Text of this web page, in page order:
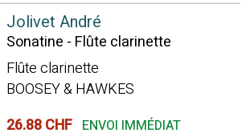
Jolivet André
Sonatine - Flûte clarinette
Flûte clarinette
BOOSEY & HAWKES
26.88 CHF ENVOI IMMÉDIAT